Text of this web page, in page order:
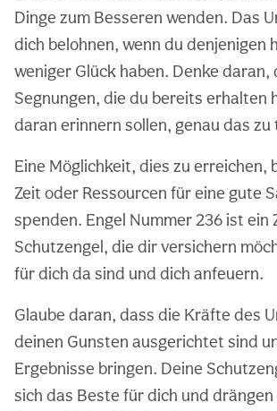
Dinge zum Besseren wenden. Das
dich belohnen, wenn du denjenigen
weniger Glück haben. Denke daran,
Segnungen, die du bereits erhalten
daran erinnern sollen, genau das zu
Eine Möglichkeit, dies zu erreichen,
Zeit oder Ressourcen für eine gute
spenden. Engel Nummer 236 ist ein
Schutzengel, die dir versichern
für dich da sind und dich anfeuern.
Glaube daran, dass die Kräfte des
deinen Gunsten ausgerichtet sind
Ergebnisse bringen. Deine
sich das Beste für dich und